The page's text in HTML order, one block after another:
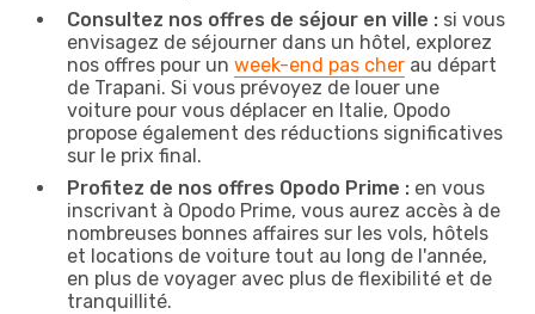
Consultez nos offres de séjour en ville : si vous
envisagez de séjourner dans un hôtel, explorez
nos offres pour un week-end pas cher au départ
de Trapani. Si vous prévoyez de louer une
voiture pour vous déplacer en Italie, Opodo
propose également des réductions significatives
sur le prix final.
Profitez de nos offres Opodo Prime : en vous
inscrivant à Opodo Prime, vous aurez accès à de
nombreuses bonnes affaires sur les vols, hôtels
et locations de voiture tout au long de l'année,
en plus de voyager avec plus de flexibilité et de
tranquillité.